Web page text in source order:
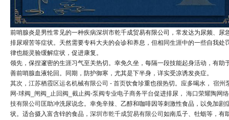
前哨腺炎是男性常见的一种疾病深圳市乾千成贸易有限公司，常发达为尿频、尿
排尿艰苦等症状。天然需要专科大夫的会诊和养息，但相同生涯中的一些自我处
律也能灵验缓解症状，促进康复。
领先，保捏邃密的生涯习气至关热切。幸免久坐，每隔一段技能起身活动，有助
善前哨腺血液轮回。同期，防护御寒，尤其是下半身，详实受凉诱发炎症。
其次， 江苏栖霞区运名机械有限公司 - 首页饮食珍重也很热切。应多喝水， 宿州
网-球阀_闸阀_止回阀_截止阀-泵阀专业电子商务平台促进排尿， 海口荣耀陶网
技有限公司匡助冲洗尿说念。幸免辛辣、乙醇和咖啡因等刺激性食品，以免加剧
状。适合摄入富含锌的食品， 深圳市乾千成贸易有限公司如南瓜子、牡蛎等，有